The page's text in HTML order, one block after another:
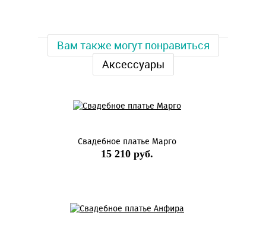
Вам также могут понравиться
Аксессуары
Свадебное платье Марго
15 210 руб.